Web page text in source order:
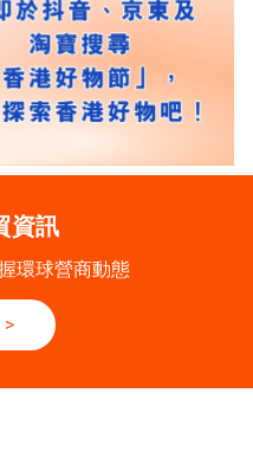
資訊
環球營商動態
>